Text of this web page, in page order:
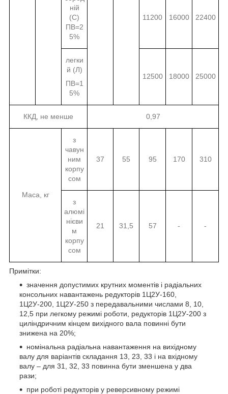
ній
(С)
ПВ=2
5%
11200 16000 22400
легки
й (Л)
ПВ=1
5%
12500 18000 25000
ККД, не менше 0,97
Маса, кг
з
чавун
ним
корпу
сом
37 55 95 170 310
з
алюмі
нієви
м
корпу
сом
21 31,5 57 - -
Примітки:
значення допустимих крутних моментів і радіальних
консольних навантажень редукторів 1Ц2У-160,
1Ц2У-200, 1Ц2У-250 з передавальними числами 8, 10,
12,5 при легкому режимі роботи, редукторів 1Ц2У-200 з
циліндричним кінцем вихідного вала повинні бути
знижена на 20%;
номінальна радіальна навантаження на вихідному
валу для варіантів складання 13, 23, 33 і на вхідному
валу – для 31, 32, 33 повинна бути зменшена у два
рази;
при роботі редукторів у реверсивному режимі